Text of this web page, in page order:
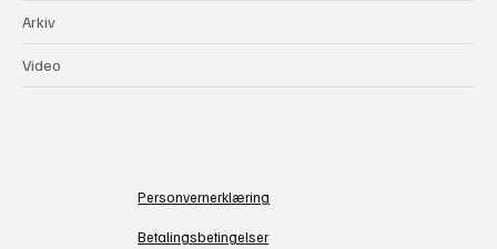
Arkiv
Video
Personvernerklæring
Betalingsbetingelser